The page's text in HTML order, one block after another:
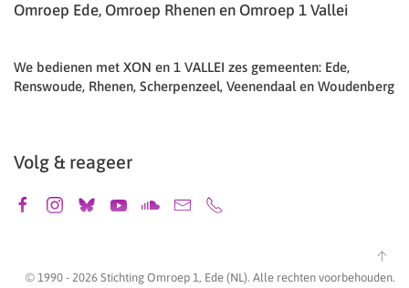
Omroep Ede, Omroep Rhenen en Omroep 1 Vallei
We bedienen met XON en 1 VALLEI zes gemeenten: Ede,
Renswoude, Rhenen, Scherpenzeel, Veenendaal en Woudenberg
Volg & reageer
© 1990 - 2026 Stichting Omroep 1, Ede (NL). Alle rechten voorbehouden.